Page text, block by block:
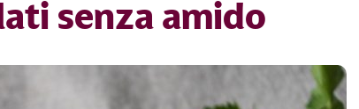
senza amido